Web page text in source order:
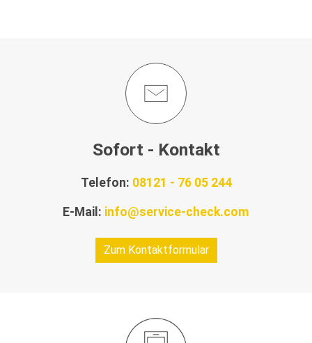
Sofort - Kontakt
Telefon: 08121 - 76 05 244
E-Mail: info@service-check.com
Zum Kontaktformular